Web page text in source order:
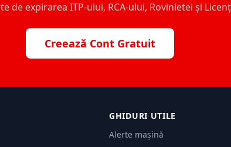
de expirarea ITP-ului, RCA-ului, Rovinietei și
Creează Cont Gratuit
GHIDURI UTILE
Alerte mașină